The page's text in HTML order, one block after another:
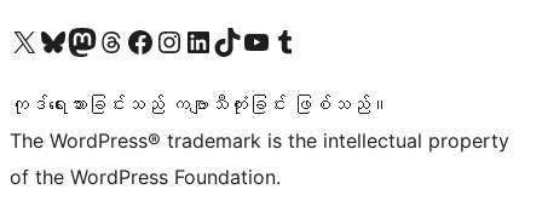
ကျွန်ုပ်တို့၏ X (ယခင် Twitter) အကောင့်သို့ သွားရောက်ကြည့်ရှုပါကျွန်ုပ်တို့၏ Bluesky အကောင့်သို့ ဝင်ရောက်ကြည့်ရှုရန်
ကျွန်ုပ်တို့၏ Mastodon အကောင့်သို့ သွားရောက်ကြည့်ရှုပါကျွန်ုပ်တို့၏ Threads အကောင့်သို့ ဝင်ရောက်ကြည့်ရှုရန်
ကျွန်ုပ်တို့၏ Facebook စာမျက်နှာသို့ သွားရောက်ကြည့်ရှုပါကျွန်ုပ်တို့၏ Instagram အကောင့်သို့ သွားရောက်ကြည့်ရှုပါ ကျွန်ုပ်တို့၏ LinkedIn အကောင့်သို့ သွားရောက်ကြည့်ရှုပါကျွန်ုပ်တို့၏ TikTok အကောင့်သို့ ဝင်ရောက်ကြည့်ရှုရန်
ကျွန်ုပ်တို့၏ YouTube ချန်နယ်သို့ သွားရောက်ကြည့်ရှုပါ ကျွန်ုပ်တို့၏ Tumblr အကောင့်သို့ ဝင်ရောက်ကြည့်ရှုရန်
ကုဒ်ရေးသားခြင်းသည် ကဗျာသီကုံးခြင်း ဖြစ်သည်။
The WordPress® trademark is the intellectual property
of the WordPress Foundation.